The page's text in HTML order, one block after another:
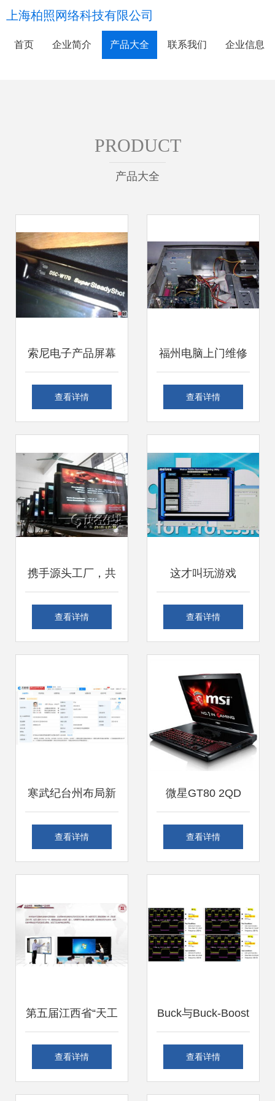
上海柏照网络科技有限公司
首页 企业简介 产品大全 联系我们 企业信息
PRODUCT
产品大全
索尼电子产品屏幕
清洁与设备选配指
相机到笔记本周边
查看详情
福州电脑上门维修
全方位服务，解决
扰
查看详情
携手源头工厂，共
赢智能客房未来 星
脑电视一体机诚招
代理
查看详情
这才叫玩游戏
Matrox 3D环幕技
件新体验
查看详情
寒武纪台州布局新
公司 AI与计算机软
查看详情
微星GT80 2QD
042CN 18.4英寸巨
查看详情
第五届江西省“天工
杯”工业设计大赛企
查看详情
Buck与Buck-Boost
变换器在小家电辅
查看详情